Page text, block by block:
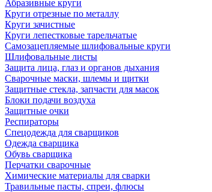
Абразивные круги
Круги отрезные по металлу
Круги зачистные
Круги лепестковые тарельчатые
Самозацепляемые шлифовальные круги
Шлифовальные листы
Защита лица, глаз и органов дыхания
Сварочные маски, шлемы и щитки
Защитные стекла, запчасти для масок
Блоки подачи воздуха
Защитные очки
Респираторы
Спецодежда для сварщиков
Одежда сварщика
Обувь сварщика
Перчатки сварочные
Химические материалы для сварки
Травильные пасты, спреи, флюсы